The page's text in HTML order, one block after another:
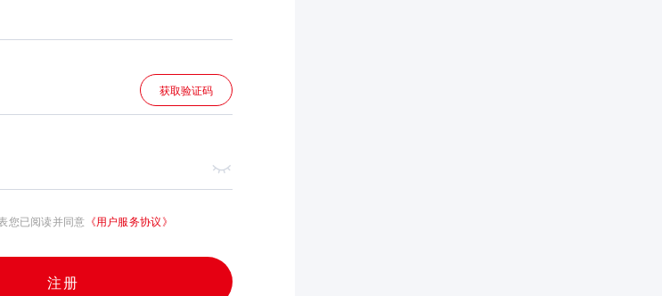
获取验证码
您已阅读并同意 《用户服务协议》
注册